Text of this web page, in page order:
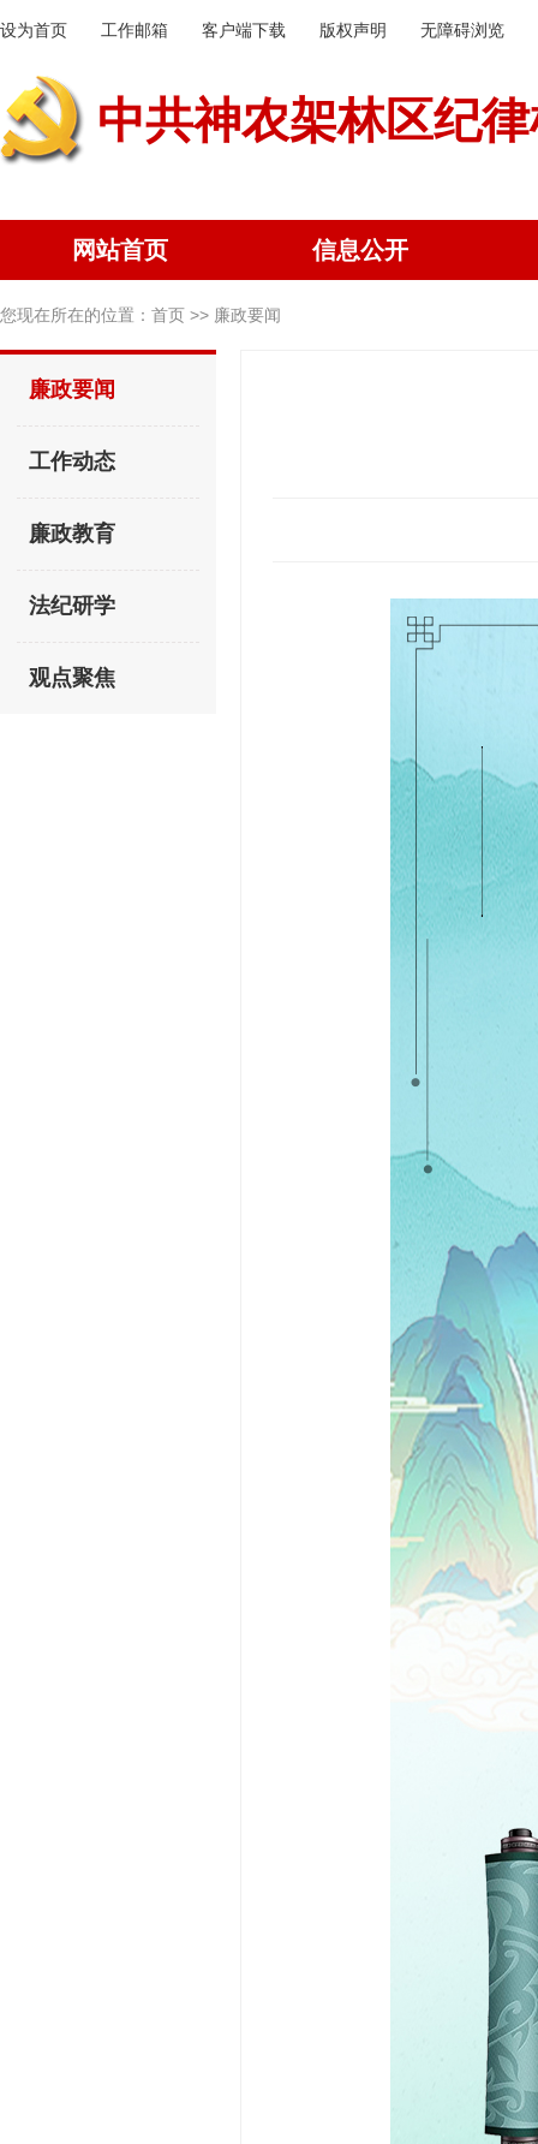
设为首页 工作邮箱 客户端下载 版权声明 无障碍浏览
中共神农架林区纪
网站首页 信息公开
您现在所在的位置： 首页 >> 廉政要闻
廉政要闻
工作动态
廉政教育
法纪研学
观点聚焦